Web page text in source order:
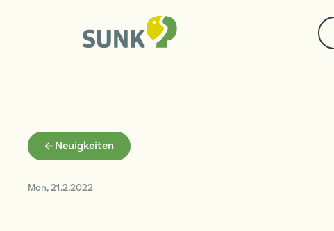
Neuigkeiten
Mon, 21.2.2022